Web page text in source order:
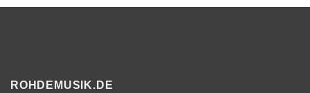
ROHDEMUSIK.DE